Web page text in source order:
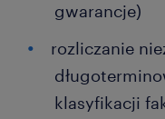
gwarancje)
rozliczanie
klasyfikacji